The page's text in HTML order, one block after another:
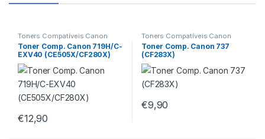
Toners Compatíveis Canon
Toner Comp. Canon 719H/C-
EXV40 (CE505X/CF280X)
€12,90
Toners Compatíveis Canon
Toner Comp. Canon 737
(CF283X)
€9,90